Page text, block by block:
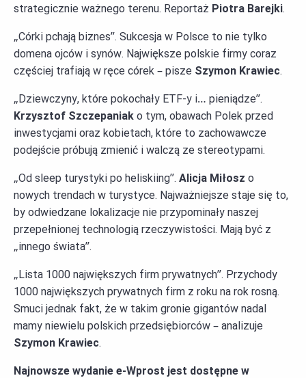
strategicznie ważnego terenu. Reportaż Piotra Barejki.
„Córki pchają biznes”. Sukcesja w Polsce to nie tylko
domena ojców i synów. Największe polskie firmy coraz
częściej trafiają w ręce córek – pisze Szymon Krawiec.
„Dziewczyny, które pokochały ETF-y i… pieniądze”.
Krzysztof Szczepaniak o tym, obawach Polek przed
inwestycjami oraz kobietach, które to zachowawcze
podejście próbują zmienić i walczą ze stereotypami.
„Od sleep turystyki po heliskiing”. Alicja Miłosz o
nowych trendach w turystyce. Najważniejsze staje się to,
by odwiedzane lokalizacje nie przypominały naszej
przepełnionej technologią rzeczywistości. Mają być z
„innego świata”.
„Lista 1000 największych firm prywatnych”. Przychody
1000 największych prywatnych firm z roku na rok rosną.
Smuci jednak fakt, że w takim gronie gigantów nadal
mamy niewielu polskich przedsiębiorców – analizuje
Szymon Krawiec.
Najnowsze wydanie e-Wprost jest dostępne w